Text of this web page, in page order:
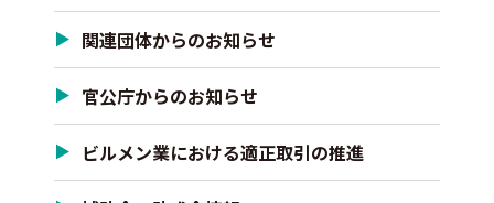
関連団体からのお知らせ
官公庁からのお知らせ
ビルメン業における適正取引の推進